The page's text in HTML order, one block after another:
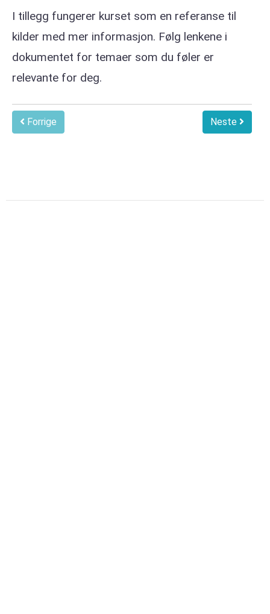
I tillegg fungerer kurset som en referanse til
kilder med mer informasjon. Følg lenkene i
dokumentet for temaer som du føler er
relevante for deg.
Forrige Neste